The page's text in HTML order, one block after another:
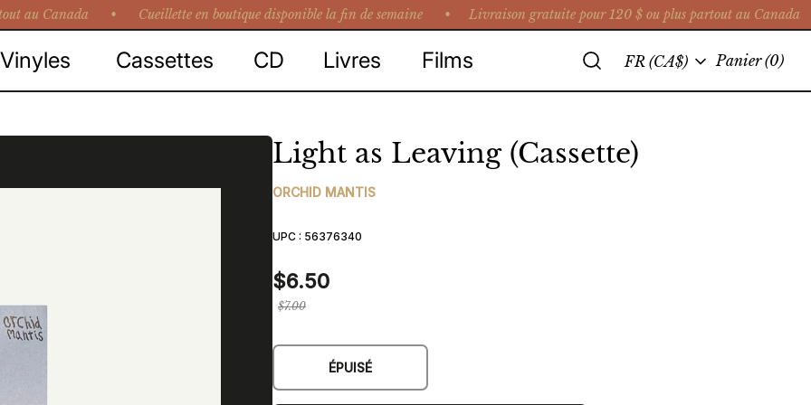
au Canada • Cueillette en boutique disponible la fin de semaine • Livraison gratuite pour 120 $ ou plus partout au
Vinyles Cassettes CD Livres Films Recherche
Langue
FR (CA$) Panier (0)
Light as Leaving (Cassette)
ORCHID MANTIS
UPC : 56376340
$6.50
Prix
$7.00
ÉPUISÉ